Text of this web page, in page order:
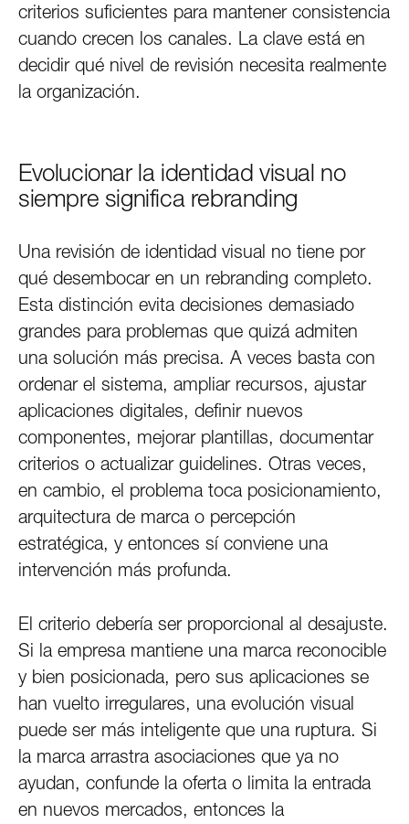
criterios suficientes para mantener consistencia
cuando crecen los canales. La clave está en
decidir qué nivel de revisión necesita realmente
la organización.
Evolucionar la identidad visual no
siempre significa rebranding
Una revisión de identidad visual no tiene por
qué desembocar en un rebranding completo.
Esta distinción evita decisiones demasiado
grandes para problemas que quizá admiten
una solución más precisa. A veces basta con
ordenar el sistema, ampliar recursos, ajustar
aplicaciones digitales, definir nuevos
componentes, mejorar plantillas, documentar
criterios o actualizar guidelines. Otras veces,
en cambio, el problema toca posicionamiento,
arquitectura de marca o percepción
estratégica, y entonces sí conviene una
intervención más profunda.
El criterio debería ser proporcional al desajuste.
Si la empresa mantiene una marca reconocible
y bien posicionada, pero sus aplicaciones se
han vuelto irregulares, una evolución visual
puede ser más inteligente que una ruptura. Si
la marca arrastra asociaciones que ya no
ayudan, confunde la oferta o limita la entrada
en nuevos mercados, entonces la